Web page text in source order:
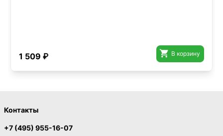
1 509 ₽  В корзину
Контакты
+7 (495) 955-16-07